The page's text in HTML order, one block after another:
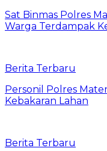
Sat Binmas Polres
Warga Terdampak
Berita Terbaru
Personil Polres
Kebakaran Lahan
Berita Terbaru